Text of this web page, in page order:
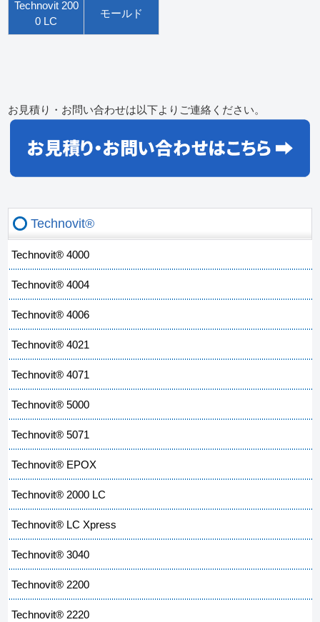
Technovit 200
0 LC
モールド
お見積り・お問い合わせは以下よりご連絡ください。
Technovit®
Technovit® 4000
Technovit® 4004
Technovit® 4006
Technovit® 4021
Technovit® 4071
Technovit® 5000
Technovit® 5071
Technovit® EPOX
Technovit® 2000 LC
Technovit® LC Xpress
Technovit® 3040
Technovit® 2200
Technovit® 2220